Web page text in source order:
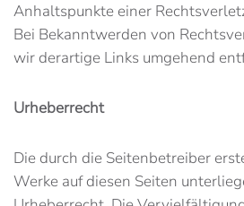
Anhaltspunkte einer
Bei Bekanntwerden von
wir derartige Links umgehend
Urheberrecht
Die durch die Seitenbetreiber
Werke auf diesen Seiten